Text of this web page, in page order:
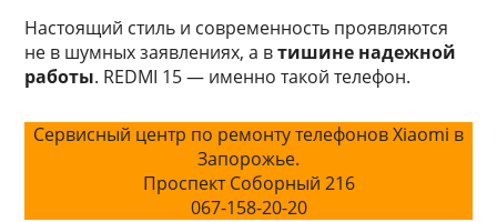
Настоящий стиль и современность проявляются
не в шумных заявлениях, а втишине надежной
работы. REDMI 15 — именно такой телефон.
Сервисный центр по ремонту телефонов Xiaomi в
Запорожье.
Проспект Соборный 216
067-158-20-20